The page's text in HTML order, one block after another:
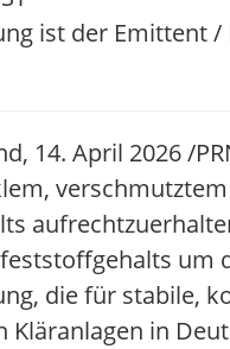
ist der Emittent
14. April 2026 /
um
die für stabile,
in